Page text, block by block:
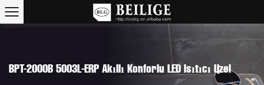
BPT-2000B 5003L-ERP Akıllı Konforlu LED Isıtıcı Özel